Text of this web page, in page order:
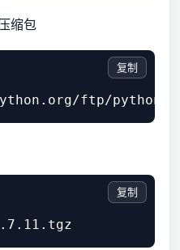
缩包
复制
复制